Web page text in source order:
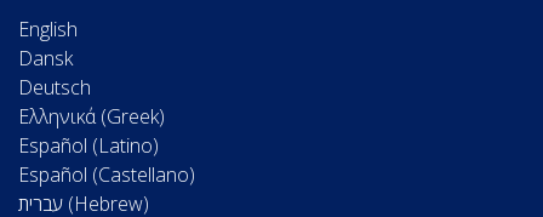
English
Dansk
Deutsch
Ελληνικά (Greek)
Español (Latino)
Español (Castellano)